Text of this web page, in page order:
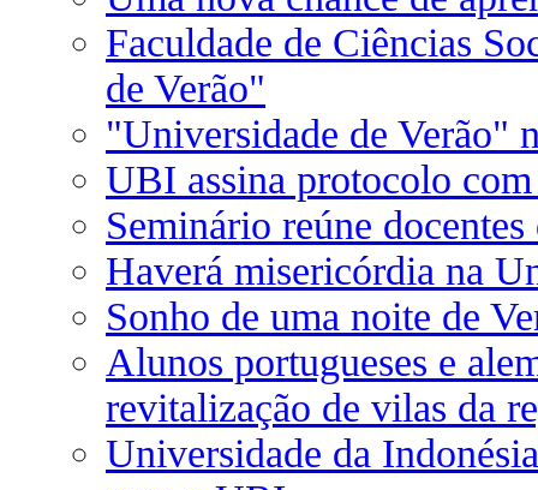
Faculdade de Ciências
de Verão"
"Universidade de Verão"
UBI assina protocolo
Seminário reúne
Haverá misericórdia na
Sonho de uma noite de
Alunos portugueses e
revitalização de vilas da
Universidade da